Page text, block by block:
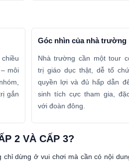
môi
gắn
Góc nhìn của nhà trường
Nhà trường cần một tour
trị giáo dục thật, dễ tổ
quyền lợi và đủ hấp dẫn
sinh tích cực tham gia,
với đoàn đông.
2 VÀ CẤP 3?
chỉ dừng ở vui chơi mà cần có nội